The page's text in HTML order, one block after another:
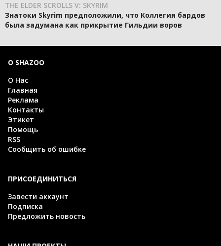
THE ELDER SCROLLS V: SKYRIM
Знатоки Skyrim предположили, что Коллегия бардов
была задумана как прикрытие Гильдии воров
О SHAZOO
О Нас
Главная
Реклама
Контакты
Этикет
Помощь
RSS
Сообщить об ошибке
ПРИСОЕДИНИТЬСЯ
Завести аккаунт
Подписка
Предложить новость